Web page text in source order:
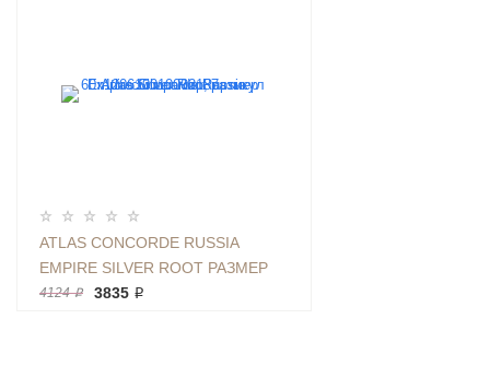
ATLAS CONCORDE RUSSIA
EMPIRE SILVER ROOT РАЗМЕР
60X120 СМ МРАМОР, АРТИКУЛ
4124 ₽ 3835 ₽